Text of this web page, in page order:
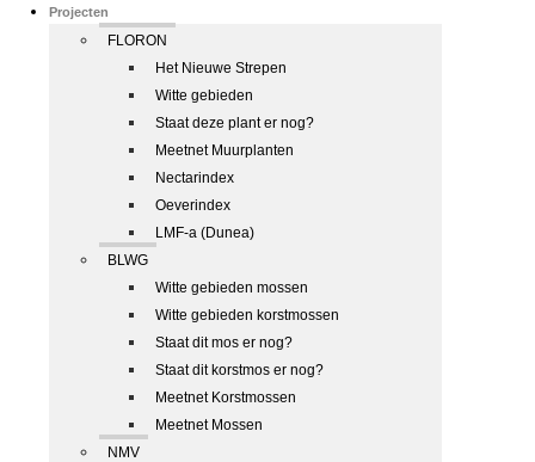
Projecten
FLORON
Het Nieuwe Strepen
Witte gebieden
Staat deze plant er nog?
Meetnet Muurplanten
Nectarindex
Oeverindex
LMF-a (Dunea)
BLWG
Witte gebieden mossen
Witte gebieden korstmossen
Staat dit mos er nog?
Staat dit korstmos er nog?
Meetnet Korstmossen
Meetnet Mossen
NMV